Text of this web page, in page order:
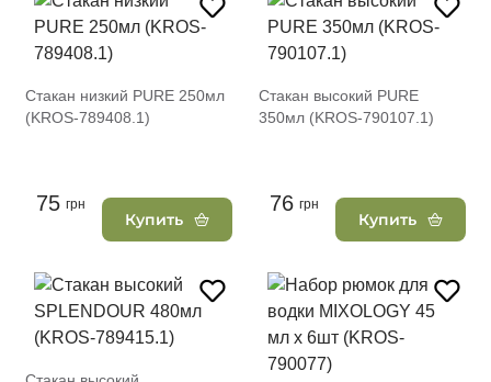
Стакан низкий PURE 250мл
(KROS-789408.1)
75 грн
Купить
Стакан высокий PURE
350мл (KROS-790107.1)
76 грн
Купить